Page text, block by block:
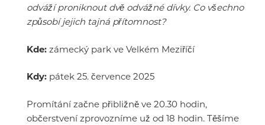
odváží proniknout dvě odvážné dívky. Co všechno
způsobí jejich tajná přítomnost?
Kde: zámecký park ve Velkém Meziříčí
Kdy: pátek 25. července 2025
Promítání začne přibližně ve 20.30 hodin,
občerstvení zprovozníme už od 18 hodin. Těšíme